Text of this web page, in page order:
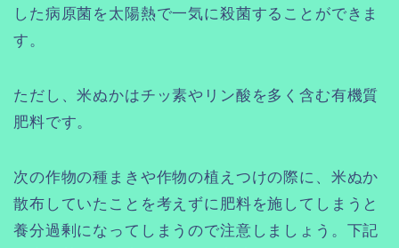
した病原菌を太陽熱で一気に殺菌することができま
す。
ただし、米ぬかはチッ素やリン酸を多く含む有機質
肥料です。
次の作物の種まきや作物の植えつけの際に、米ぬか
散布していたことを考えずに肥料を施してしまうと
養分過剰になってしまうので注意しましょう。下記